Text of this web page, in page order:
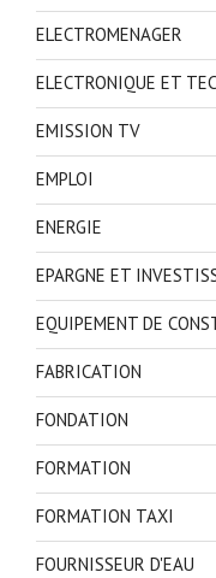
ELECTROMENAGER
ELECTRONIQUE ET
EMISSION TV
EMPLOI
ENERGIE
EPARGNE ET
EQUIPEMENT DE
FABRICATION
FONDATION
FORMATION
FORMATION TAXI
FOURNISSEUR D'EAU